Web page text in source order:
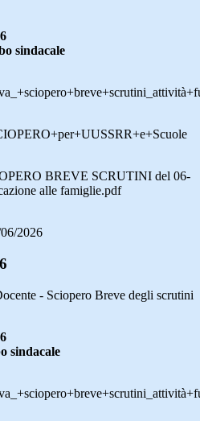
sindacale
BREVE SCRUTINI del 06-
alle famiglie.pdf
2026
- Sciopero Breve degli scrutini
sindacale